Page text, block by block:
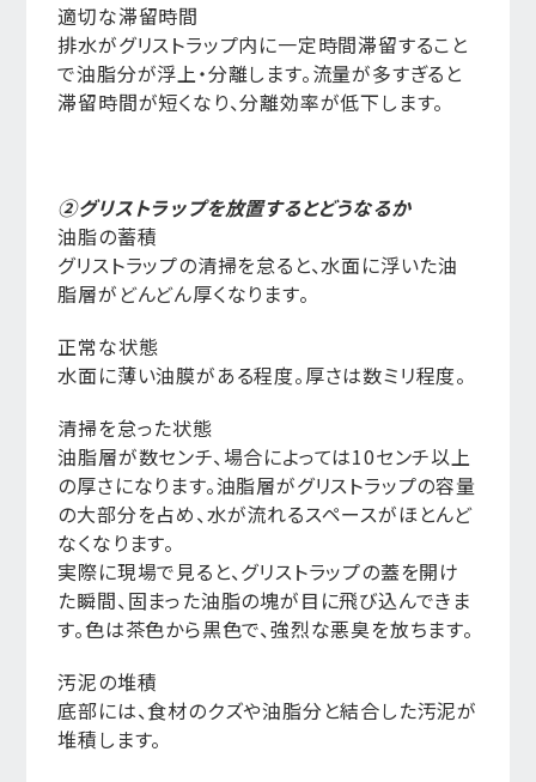
適切な滞留時間
排水がグリストラップ内に一定時間滞留すること
で油脂分が浮上・分離します。流量が多すぎると
滞留時間が短くなり、分離効率が低下します。
②グリストラップを放置するとどうなるか
油脂の蓄積
グリストラップの清掃を怠ると、水面に浮いた油
脂層がどんどん厚くなります。
正常な状態
水面に薄い油膜がある程度。厚さは数ミリ程度。
清掃を怠った状態
油脂層が数センチ、場合によっては10センチ以上
の厚さになります。油脂層がグリストラップの容量
の大部分を占め、水が流れるスペースがほとんど
なくなります。
実際に現場で見ると、グリストラップの蓋を開け
た瞬間、固まった油脂の塊が目に飛び込んできま
す。色は茶色から黒色で、強烈な悪臭を放ちます。
汚泥の堆積
底部には、食材のクズや油脂分と結合した汚泥が
堆積します。